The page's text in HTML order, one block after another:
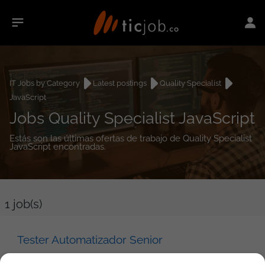
IT Jobs by Category Latest postings
Quality Specialist
JavaScript
Jobs Quality Specialist JavaScript
Estás son las últimas ofertas de trabajo de Quality Specialist
JavaScript encontradas.
1 job(s)
Tester Automatizador Senior